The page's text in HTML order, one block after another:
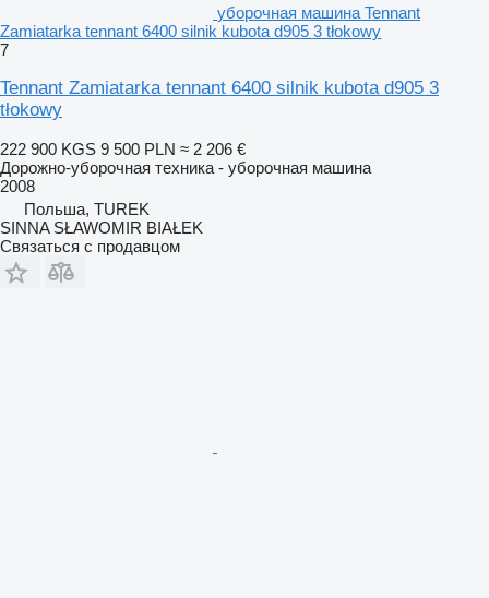
уборочная машина Tennant
Zamiatarka tennant 6400 silnik kubota d905 3 tłokowy
7
Tennant Zamiatarka tennant 6400 silnik kubota d905 3
tłokowy
222 900 KGS 9 500 PLN ≈ 2 206 €
Дорожно-уборочная техника - уборочная машина
2008
Польша, TUREK
SINNA SŁAWOMIR BIAŁEK
Связаться с продавцом